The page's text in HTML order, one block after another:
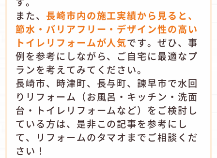
また、 長崎市内の施工実績から見ると、
節水・バリアフリー・デザイン性の高い
トイレリフォームが人気です。ぜひ、事
例を参考にしながら、ご自宅に最適なプ
ランを考えてみてください。
長崎市、時津町、長与町、諫早市で水回
りリフォーム（お風呂・キッチン・洗面
台・トイレリフォームなど）をご検討し
ている方は、是非この記事を参考にし
て、リフォームのタマオまでご相談くだ
さい！